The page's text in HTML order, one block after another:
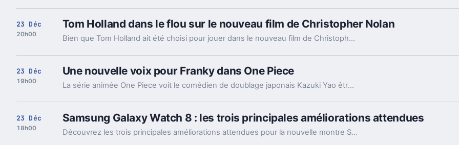
23 Déc
20h00
Tom Holland dans le flou sur le nouveau film de Christopher Nolan
Bien que Tom Holland ait été choisi pour jouer dans le nouveau film de Christopher Nolan, l'acteur avoue qu'il est toujours dans l'ignorance totale concernant les détails du projet.
23 Déc
19h00
Une nouvelle voix pour Franky dans One Piece
La série animée One Piece voit le comédien de doublage japonais Kazuki Yao être remplacé Subaru Kimura.
23 Déc
18h00
Samsung Galaxy Watch 8 : les trois principales améliorations attendues
Découvrez les trois principales améliorations attendues pour la nouvelle montre Samsung Galaxy Watch 8 selon les rumeurs les plus récentes.